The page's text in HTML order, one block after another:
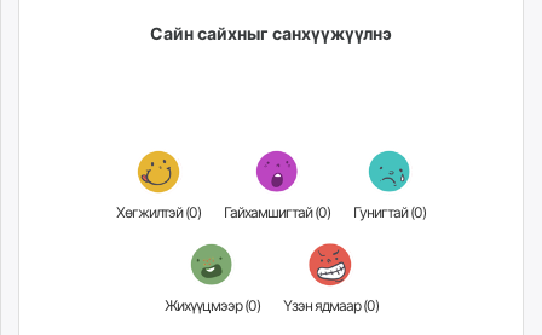
Сайн сайхныг санхүүжүүлнэ
Хөгжилтэй (0) Гайхамшигтай (0) Гунигтай (0)
Жихүүцмээр (0) Үзэн ядмаар (0)